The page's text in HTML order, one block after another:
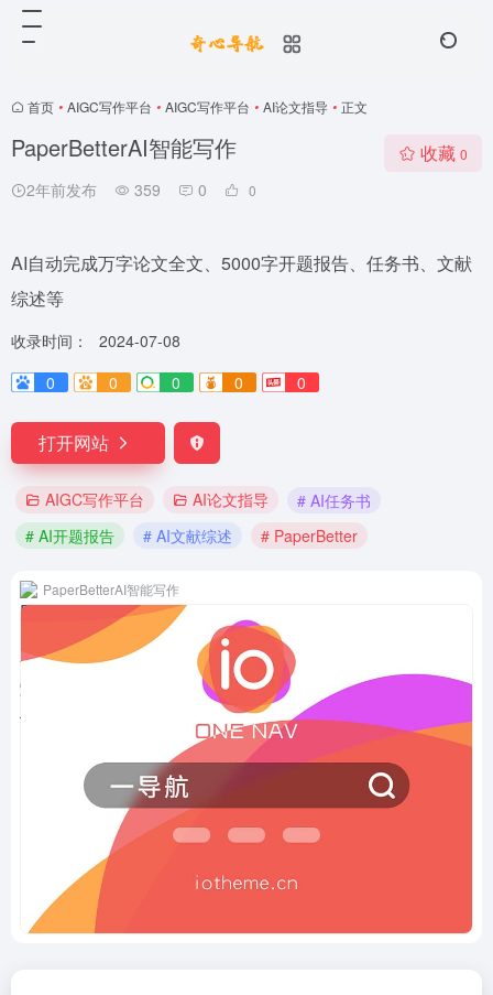
首页 • AIGC写作平台 • AIGC写作平台 • AI论文指导 • 正文
PaperBetterAI智能写作
2年前发布 359 0 0
收藏 0
AI自动完成万字论文全文、5000字开题报告、任务书、文献
综述等
收录时间：
2024-07-08
0
0 0 0 0
打开网站
AIGC写作平台 AI论文指导
# AI任务书
# AI开题报告
# AI文献综述 # PaperBetter
PaperBetterAI智能写作